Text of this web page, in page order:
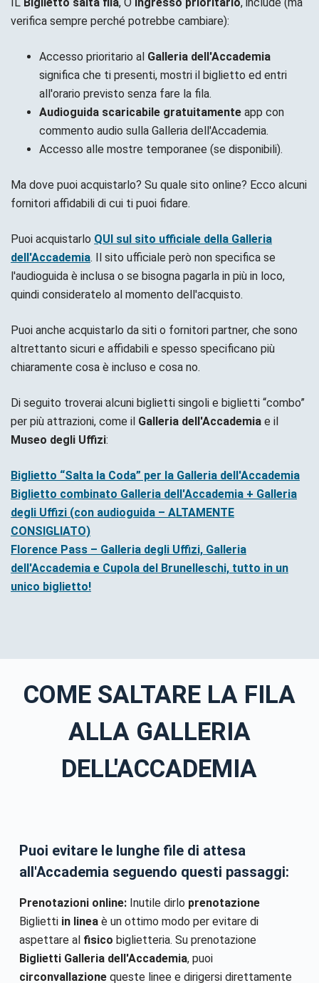
IL Biglietto salta fila, O Ingresso prioritario, include (ma
verifica sempre perché potrebbe cambiare):
Accesso prioritario al Galleria dell'Accademia
significa che ti presenti, mostri il biglietto ed entri
all'orario previsto senza fare la fila.
Audioguida scaricabile gratuitamente app con
commento audio sulla Galleria dell'Accademia.
Accesso alle mostre temporanee (se disponibili).
Ma dove puoi acquistarlo? Su quale sito online? Ecco alcuni
fornitori affidabili di cui ti puoi fidare.
Puoi acquistarlo QUI sul sito ufficiale della Galleria
dell'Accademia. Il sito ufficiale però non specifica se
l'audioguida è inclusa o se bisogna pagarla in più in loco,
quindi consideratelo al momento dell'acquisto.
Puoi anche acquistarlo da siti o fornitori partner, che sono
altrettanto sicuri e affidabili e spesso specificano più
chiaramente cosa è incluso e cosa no.
Di seguito troverai alcuni biglietti singoli e biglietti “combo”
per più attrazioni, come il Galleria dell'Accademia e il
Museo degli Uffizi:
Biglietto “Salta la Coda” per la Galleria dell'Accademia
Biglietto combinato Galleria dell'Accademia + Galleria
degli Uffizi (con audioguida – ALTAMENTE
CONSIGLIATO)
Florence Pass – Galleria degli Uffizi, Galleria
dell'Accademia e Cupola del Brunelleschi, tutto in un
unico biglietto!
COME SALTARE LA FILA
ALLA GALLERIA
DELL'ACCADEMIA
Puoi evitare le lunghe file di attesa
all'Accademia seguendo questi passaggi:
Prenotazioni online: Inutile dirlo prenotazione
Biglietti in lineaè un ottimo modo per evitare di
aspettare al fisico biglietteria. Su prenotazione
Biglietti Galleria dell'Accademia, puoi
circonvallazionequeste linee e dirigersi direttamente